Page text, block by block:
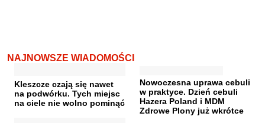
NAJNOWSZE WIADOMOŚCI
Kleszcze czają się nawet
na podwórku. Tych miejsc
na ciele nie wolno pominąć
Nowoczesna uprawa cebuli
w praktyce. Dzień cebuli
Hazera Poland i MDM
Zdrowe Plony już wkrótce